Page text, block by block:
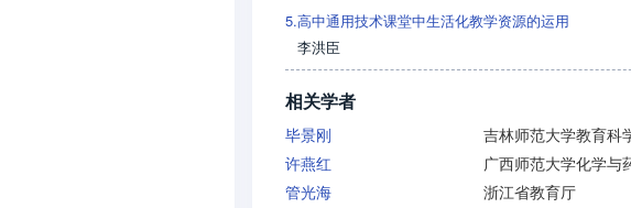
5.高中通用技术课堂中生活化教学资源的运用
李洪臣
相关学者
毕景刚
许燕红
管光海
浙江省教育厅